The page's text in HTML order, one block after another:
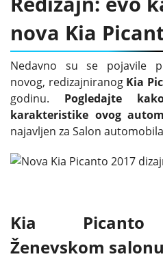
nova Kia
Nedavno su se pojavile
novog, redizajniranog Kia
godinu. Pogledajte
karakteristike ovog
najavljen za Salon
Kia
Ženevskom